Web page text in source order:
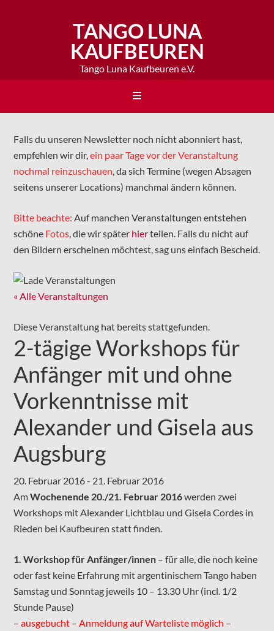
TANGO LUNA
KAUFBEUREN
Tango Luna Kaufbeuren e.V.
Falls du unseren Newsletter noch nicht abonniert hast,
empfehlen wir dir,ein paar Tage vor der Veranstaltung
nochmal reinzuschauen, da sich Termine (wegen Absagen
seitens unserer Locations) manchmal ändern können.
Bitte beachte: Auf manchen Veranstaltungen entstehen
schöne Fotos, die wir später hierteilen. Falls du nicht auf
den Bildern erscheinen möchtest, sag uns einfach Bescheid.
« Alle Veranstaltungen
Diese Veranstaltung hat bereits stattgefunden.
2-tägige Workshops für
Anfänger mit und ohne
Vorkenntnisse mit
Alexander und Gisela aus
Augsburg
20. Februar 2016- 21. Februar 2016
AmWochenende 20./21. Februar 2016werden zwei
Workshops mit Alexander Lichtblau und Gisela Cordes in
Rieden bei Kaufbeuren statt finden.
1. Workshop für Anfänger/innen – für alle, die noch keine
oder fast keine Erfahrung mit argentinischem Tango haben
Samstag und Sonntag jeweils 10 – 13.30 Uhr (incl. 1/2
Stunde Pause)
– ausgebucht – Anmeldung auf Warteliste möglich –